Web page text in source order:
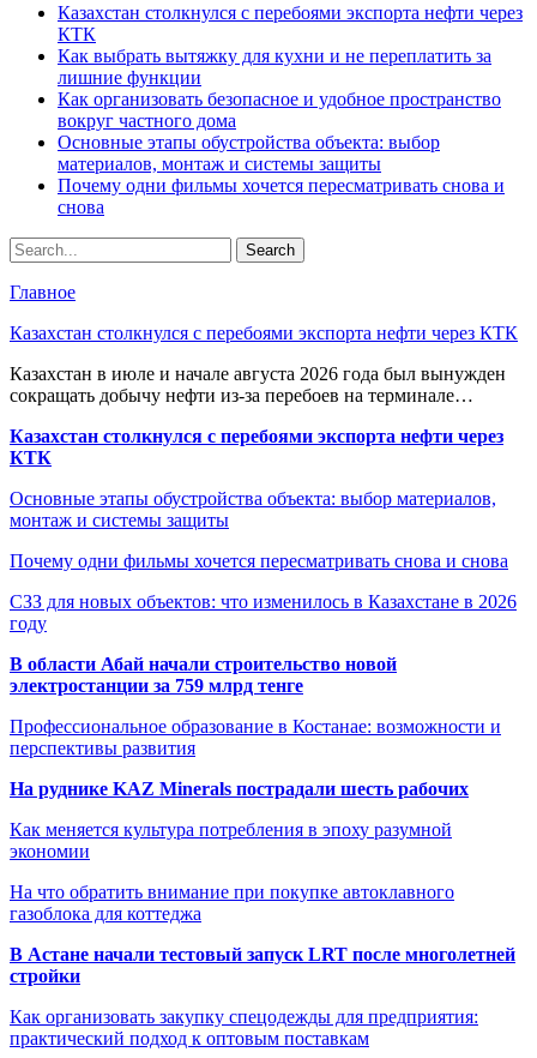
Казахстан столкнулся с перебоями экспорта нефти через
КТК
Как выбрать вытяжку для кухни и не переплатить за
лишние функции
Как организовать безопасное и удобное пространство
вокруг частного дома
Основные этапы обустройства объекта: выбор
материалов, монтаж и системы защиты
Почему одни фильмы хочется пересматривать снова и
снова
Главное
Казахстан столкнулся с перебоями экспорта нефти через КТК
Казахстан в июле и начале августа 2026 года был вынужден
сокращать добычу нефти из-за перебоев на терминале…
Казахстан столкнулся с перебоями экспорта нефти через
КТК
Основные этапы обустройства объекта: выбор материалов,
монтаж и системы защиты
Почему одни фильмы хочется пересматривать снова и снова
СЗЗ для новых объектов: что изменилось в Казахстане в 2026
году
В области Абай начали строительство новой
электростанции за 759 млрд тенге
Профессиональное образование в Костанае: возможности и
перспективы развития
На руднике KAZ Minerals пострадали шесть рабочих
Как меняется культура потребления в эпоху разумной
экономии
На что обратить внимание при покупке автоклавного
газоблока для коттеджа
В Астане начали тестовый запуск LRT после многолетней
стройки
Как организовать закупку спецодежды для предприятия:
практический подход к оптовым поставкам